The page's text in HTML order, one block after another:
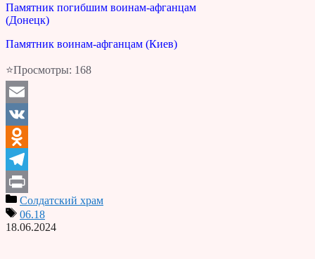
Памятник погибшим воинам-афганцам
(Донецк)
Памятник воинам-афганцам (Киев)
⭐Просмотры: 168
Email
VK
Odnoklassniki
Telegram
PrintСолдатский храм
06.18
18.06.2024